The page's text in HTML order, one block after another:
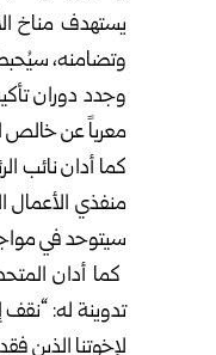
يستهدف مناخ
وتضامنه،
وجدد دوران
معرباً عن خالص
كما أدان نائب
منفذي الأعمال
سيتوحد في
كما أدان
تدوينة له:
لإخوتنا الذين